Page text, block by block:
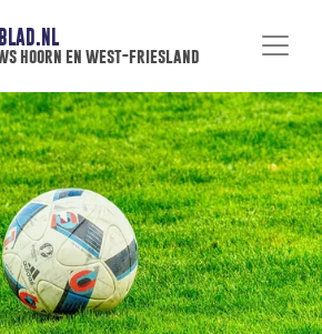
hoorn en west-friesland